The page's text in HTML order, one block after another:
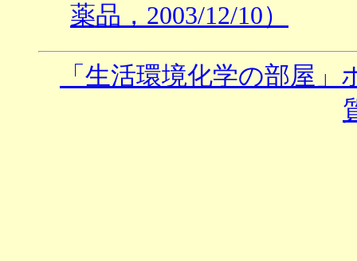
薬品，2003/12/10）
「生活環境化学の部屋」